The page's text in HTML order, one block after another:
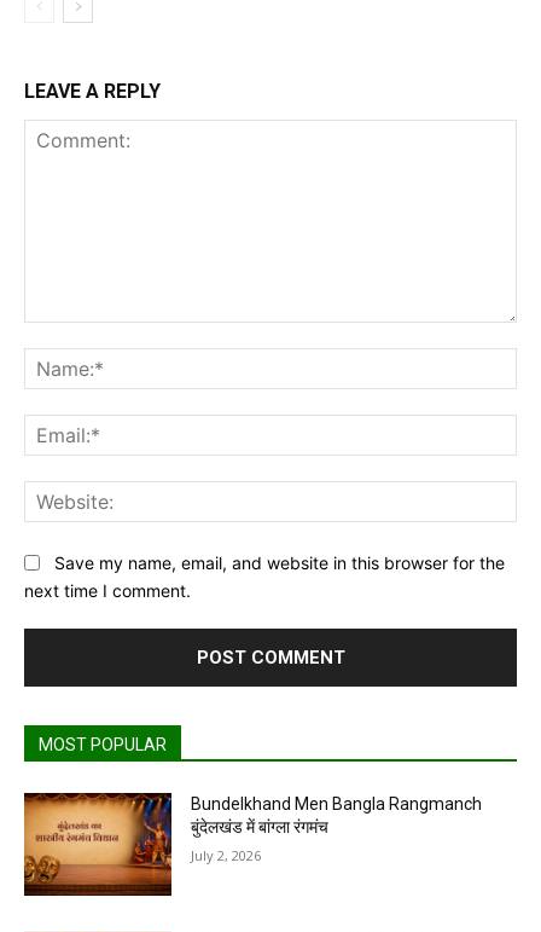
LEAVE A REPLY
Save my name, email, and website in this browser for the
next time I comment.
MOST POPULAR
Bundelkhand Men Bangla Rangmanch
बुंदेलखंड में बांग्ला रंगमंच
July 2, 2026